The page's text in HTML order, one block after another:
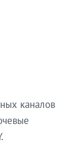
каналов